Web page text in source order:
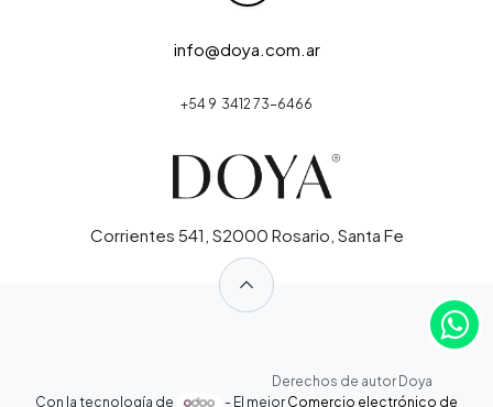
info@doya.com.ar
Corrientes 541, S2000 Rosario, Santa Fe
+54 9 3412 73-6466
​Derechos de autor Doya
Con la tecnología de
- El mejor Comercio electrónico de